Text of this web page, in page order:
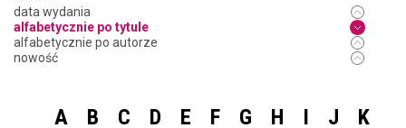
data wydania
alfabetycznie po tytule
alfabetycznie po autorze
nowość
A B C D E F G H I J
K